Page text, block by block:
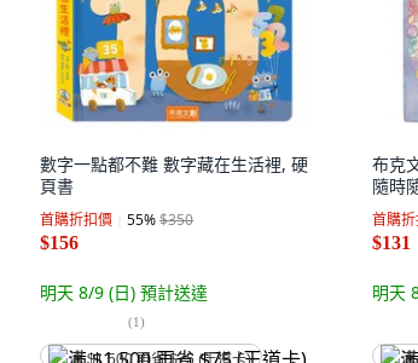
數字一點都不難 數字藏在生活裡, 硬
頁書
首購折扣價 55%$350
$156
明天 8/9 (日) 預計送達
(1)
满 $1,500 再省 $75 (王道卡)
布克
隨時
首購
$131
明天